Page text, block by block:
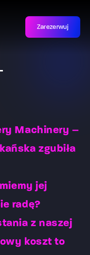
Zarezerwuj
Machinery –
zgubiła
jej
radę?
z naszej
koszt to